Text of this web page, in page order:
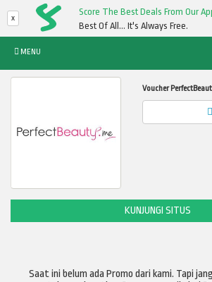
x
Score The Best Deals From Our
Best Of All... It's Always Free.
MENU
Voucher
KUNJUNGI SITUS
Saat ini belum ada Promo dari kami. Tapi